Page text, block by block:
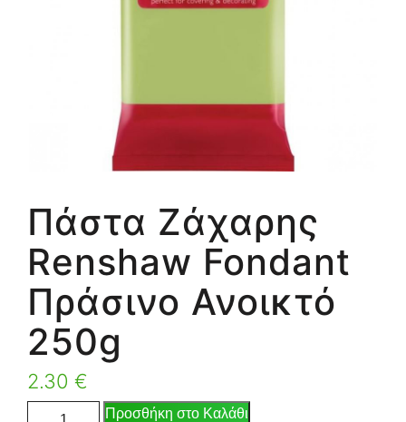
Πάστα Ζάχαρης
Renshaw Fondant
Πράσινο Ανοικτό
250g
2.30 €
Προσθήκη στο Καλάθι